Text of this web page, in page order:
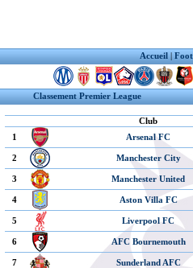
Accueil |
Classement Premier League
Club
1
Arsenal FC
2 Manchester City
3 Manchester United
4 Aston Villa FC
5 Liverpool FC
6 AFC Bournemouth
7 Sunderland AFC